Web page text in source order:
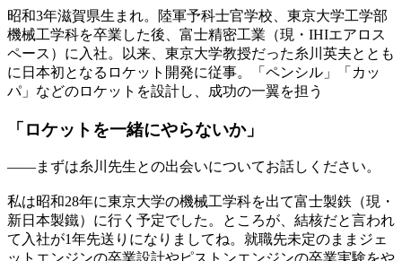
昭和3年滋賀県生まれ。陸軍予科士官学校、東京大学工学部
機械工学科を卒業した後、富士精密工業（現・IHIエアロス
ペース）に入社。以来、東京大学教授だった糸川英夫ととも
に日本初となるロケット開発に従事。「ペンシル」「カッ
パ」などのロケットを設計し、成功の一翼を担う
「ロケットを一緒にやらないか」
——まずは糸川先生との出会いについてお話しください。
私は昭和28年に東京大学の機械工学科を出て富士製鉄（現・
新日本製鐵）に行く予定でした。ところが、結核だと言われ
て入社が1年先送りになりましてね。就職先未定のままジェ